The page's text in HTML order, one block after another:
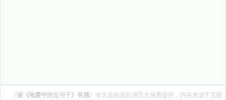
《读《地震中的父与子》有感》本文是由读后感范文免费提供，内容来源于互联